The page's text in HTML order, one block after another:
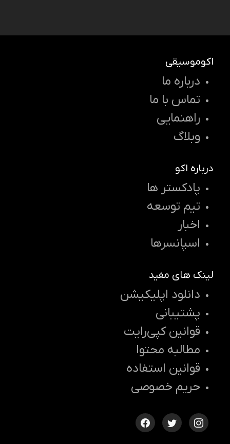
اکوموسیقی
درباره ما
تماس با ما
راهنمایی
وبلاگ
درباره اکو
پادکستر ها
تیم توسعه
اخبار
اسپانسرها
لینک های مفید
دانلود اپلیکیشن
پشتیبانی
قوانین کپی‌رایت
مطالبه محتوا
قوانین استفاده
حریم خصوصی